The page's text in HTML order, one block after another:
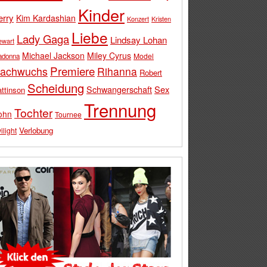
Kim Kardashian Kinder Konzert Kristen
Lady Gaga Liebe Lindsay Lohan
Michael Jackson Miley Cyrus Model
Premiere Rihanna Robert
Scheidung SchwangerschaftSex
Tochter Tournee Trennung
Verlobung